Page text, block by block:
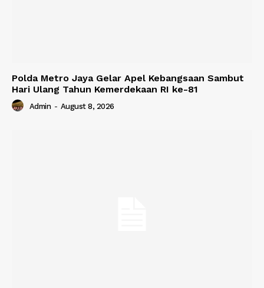
Polda Metro Jaya Gelar Apel Kebangsaan Sambut
Hari Ulang Tahun Kemerdekaan RI ke-81
Admin - August 8, 2026